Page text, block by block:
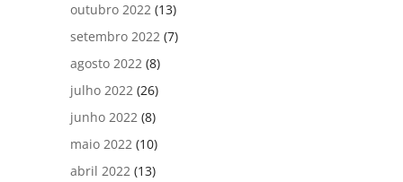
outubro 2022 (13)
setembro 2022 (7)
agosto 2022 (8)
julho 2022 (26)
junho 2022 (8)
maio 2022 (10)
abril 2022 (13)